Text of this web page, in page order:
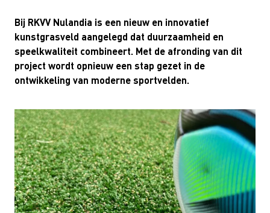
Bij RKVV Nulandia is een nieuw en innovatief
kunstgrasveld aangelegd dat duurzaamheid en
speelkwaliteit combineert. Met de afronding van dit
project wordt opnieuw een stap gezet in de
ontwikkeling van moderne sportvelden.